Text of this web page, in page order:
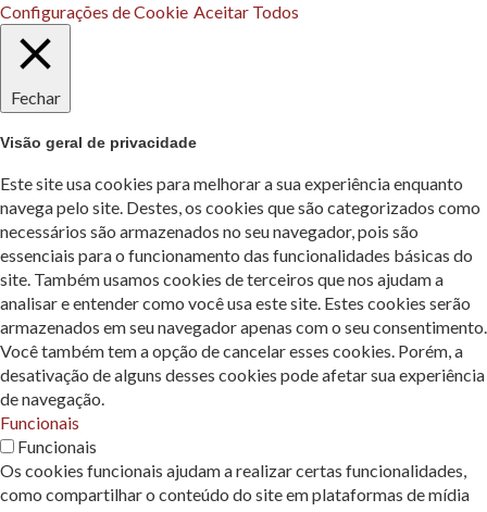
Configurações de Cookie Aceitar Todos
Fechar
Visão geral de privacidade
Este site usa cookies para melhorar a sua experiência enquanto
navega pelo site. Destes, os cookies que são categorizados como
necessários são armazenados no seu navegador, pois são
essenciais para o funcionamento das funcionalidades básicas do
site. Também usamos cookies de terceiros que nos ajudam a
analisar e entender como você usa este site. Estes cookies serão
armazenados em seu navegador apenas com o seu consentimento.
Você também tem a opção de cancelar esses cookies. Porém, a
desativação de alguns desses cookies pode afetar sua experiência
de navegação.
Funcionais
Funcionais
Os cookies funcionais ajudam a realizar certas funcionalidades,
como compartilhar o conteúdo do site em plataformas de mídia